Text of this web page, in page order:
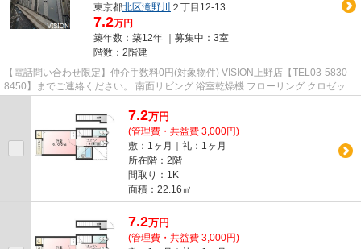
東京都北区滝野川 ２丁目12-13
7.2万円
築年数：築12年 ｜募集中： 3室
階数：2階建
【電話問い合わせ限定】仲介手数料0円(対象物件) VISION上野店【TEL03-5830-
8450】までご連絡ください。 南面リビング 浴室乾燥機 フローリング クロゼット
CATV
7.2万円
(管理費・共益費 3,000円)
敷：1ヶ月｜礼：1ヶ月
所在階：2階
間取り：1K
面積：22.16㎡
7.2万円
(管理費・共益費 3,000円)